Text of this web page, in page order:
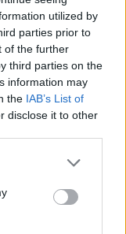
utilized by
parties prior to
of the further
third parties on the
information may
the IAB’s List of
disclose it to other
or more Google
You may click to
party tags to
in below Google
έφαγε με
του